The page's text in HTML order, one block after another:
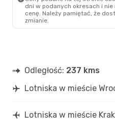
dni w podanych okresach i
cenę. Należy pamiętać, że
zmianie.
Odległość: 237 kms
Lotniska w mieście
Lotniska w mieście